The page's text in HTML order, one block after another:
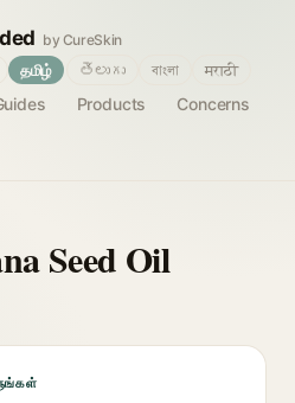
by CureSkin
Products
Concerns
தமிழ் తెలుగు বাংলা मराठी
Seed Oil